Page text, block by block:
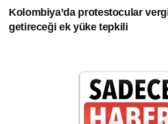
Kolombiya’da protestocular
getireceği ek yüke tepkili